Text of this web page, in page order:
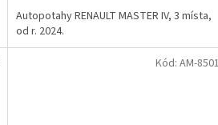
Autopotahy RENAULT MASTER IV, 3 místa,
od r. 2024.
Kód: AM-